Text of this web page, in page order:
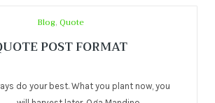
Blog, Quote
POST FORMAT
do your best. What you plant now, you